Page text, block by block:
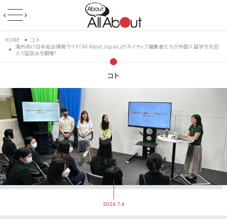
HOME
コト
海外向け日本総合情報サイト「All About Japan」のネイティブ編集者たちが外国人留学生を迎
えて座談会を開催！
コト
2024.7.4